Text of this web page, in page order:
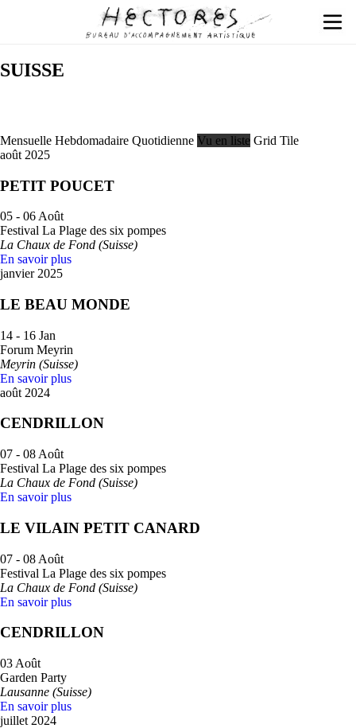
SUISSE
Mensuelle Hebdomadaire Quotidienne Vu en liste Grid Tile
août 2025
PETIT POUCET
05 - 06 Août
Festival La Plage des six pompes
La Chaux de Fond (Suisse)
En savoir plus
janvier 2025
LE BEAU MONDE
14 - 16 Jan
Forum Meyrin
Meyrin (Suisse)
En savoir plus
août 2024
CENDRILLON
07 - 08 Août
Festival La Plage des six pompes
La Chaux de Fond (Suisse)
En savoir plus
LE VILAIN PETIT CANARD
07 - 08 Août
Festival La Plage des six pompes
La Chaux de Fond (Suisse)
En savoir plus
CENDRILLON
03 Août
Garden Party
Lausanne (Suisse)
En savoir plus
juillet 2024